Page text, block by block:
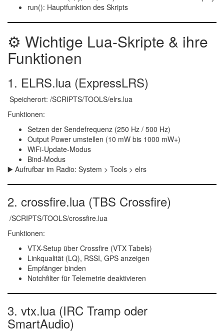
run(): Hauptfunktion des Skripts
⚙ Wichtige Lua-Skripte & ihre
Funktionen
1. ELRS.lua (ExpressLRS)
Speicherort: /SCRIPTS/TOOLS/elrs.lua
Funktionen:
Setzen der Sendefrequenz (250 Hz / 500 Hz)
Output Power umstellen (10 mW bis 1000 mW+)
WiFi-Update-Modus
Bind-Modus
▶️ Aufrufbar im Radio: System > Tools > elrs
2. crossfire.lua (TBS Crossfire)
/SCRIPTS/TOOLS/crossfire.lua
Funktionen:
VTX-Setup über Crossfire (VTX Tabels)
Linkqualität (LQ), RSSI, GPS anzeigen
Empfänger binden
Notchfilter für Telemetrie deaktivieren
3. vtx.lua (IRC Tramp oder
SmartAudio)